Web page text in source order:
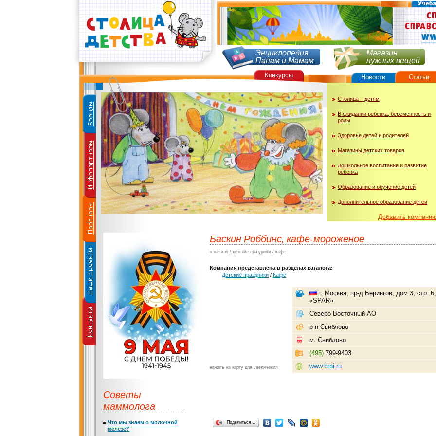
Энциклопедия
Папам и Мамам
Магазин
нужных вещей
Столица – детям
В ожидании ребенка, беременность и
роды
Здоровье детей и родителей
Магазины детских товаров
Дошкольное воспитание и развитие
ребенка
Образование и обучение детей
Дополнительное образование детей
Добавить
Баскин Роббинс, кафе-мороженое
в начало / детские праздники / кафе
Компания представлена в разделах каталога:
Детские праздники / Кафе
нажать на карту для увеличения
г. Москва, пр-д Берингов, дом 3, стр.
«SPAR»
Северо-Восточный АО
р-н Свиблово
м. Свиблово
(495) 799-9403
www.brpi.ru
Поделиться…
Советы
маммолога
Что мы знаем о молочной
железе?
Конкурсы Новости Статьи